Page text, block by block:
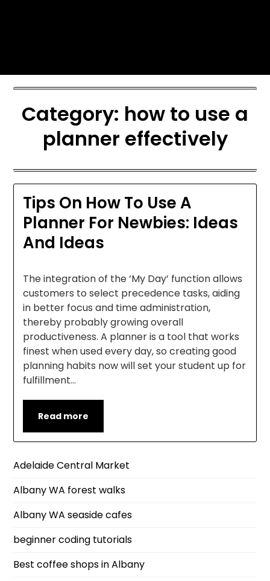
Category: how to use a
planner effectively
Tips On How To Use A
Planner For Newbies: Ideas
And Ideas
The integration of the ‘My Day’ function allows
customers to select precedence tasks, aiding
in better focus and time administration,
thereby probably growing overall
productiveness. A planner is a tool that works
finest when used every day, so creating good
planning habits now will set your student up for
fulfillment…
Read more
Adelaide Central Market
Albany WA forest walks
Albany WA seaside cafes
beginner coding tutorials
Best coffee shops in Albany